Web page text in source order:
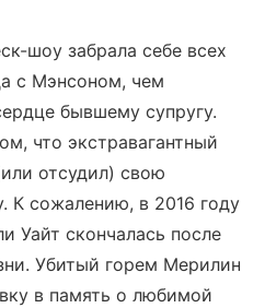
шоу забрала себе всех
с Мэнсоном, чем
бывшему супругу.
что экстравагантный
отсудил) свою
К сожалению, в 2016 году
Уайт скончалась после
Убитый горем Мерилин
в память о любимой